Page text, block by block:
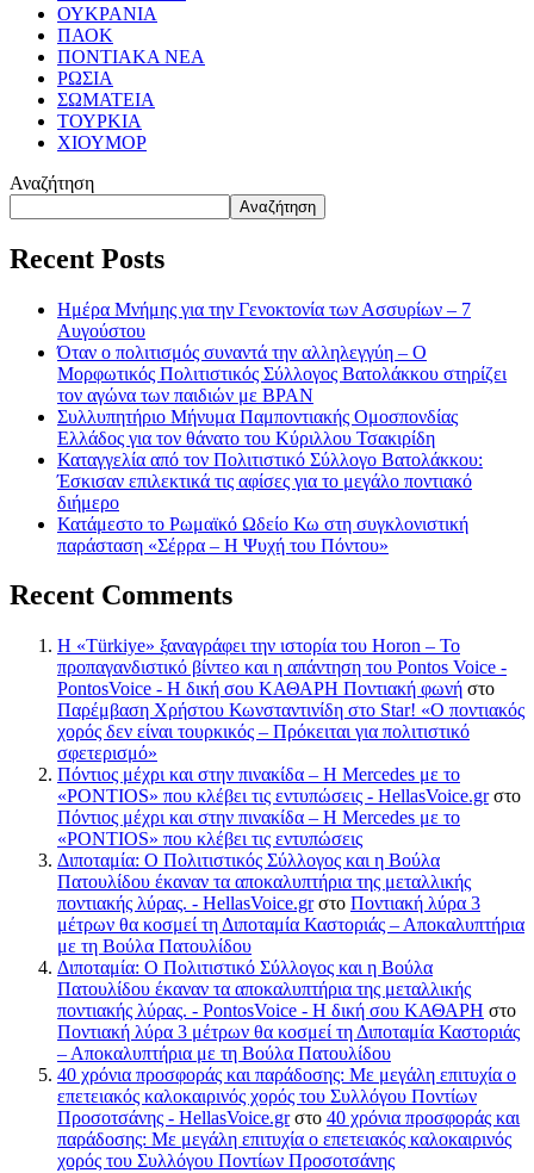
ΟΥΚΡΑΝΙΑ
ΠΑΟΚ
ΠΟΝΤΙΑΚΑ ΝΕΑ
ΡΩΣΙΑ
ΣΩΜΑΤΕΙΑ
ΤΟΥΡΚΙΑ
ΧΙΟΥΜΟΡ
Αναζήτηση
Αναζήτηση
Recent Posts
Ημέρα Μνήμης για την Γενοκτονία των Ασσυρίων – 7
Αυγούστου
Όταν ο πολιτισμός συναντά την αλληλεγγύη – Ο
Μορφωτικός Πολιτιστικός Σύλλογος Βατολάκκου στηρίζει
τον αγώνα των παιδιών με BPAN
Συλλυπητήριο Μήνυμα Παμποντιακής Ομοσπονδίας
Ελλάδος για τον θάνατο του Κύριλλου Τσακιρίδη
Καταγγελία από τον Πολιτιστικό Σύλλογο Βατολάκκου:
Έσκισαν επιλεκτικά τις αφίσες για το μεγάλο ποντιακό
διήμερο
Κατάμεστο το Ρωμαϊκό Ωδείο Κω στη συγκλονιστική
παράσταση «Σέρρα – Η Ψυχή του Πόντου»
Recent Comments
Η «Türkiye» ξαναγράφει την ιστορία του Horon – Το
προπαγανδιστικό βίντεο και η απάντηση του Pontos Voice -
PontosVoice - H δική σου ΚΑΘΑΡΗ Ποντιακή φωνή στο
Παρέμβαση Χρήστου Κωνσταντινίδη στο Star! «Ο ποντιακός
χορός δεν είναι τουρκικός – Πρόκειται για πολιτιστικό
σφετερισμό»
Πόντιος μέχρι και στην πινακίδα – Η Mercedes με το
«PONTIOS» που κλέβει τις εντυπώσεις - HellasVoice.grστο
Πόντιος μέχρι και στην πινακίδα – Η Mercedes με το
«PONTIOS» που κλέβει τις εντυπώσεις
Διποταμία: Ο Πολιτιστικός Σύλλογος και η Βούλα
Πατουλίδου έκαναν τα αποκαλυπτήρια της μεταλλικής
ποντιακής λύρας. - HellasVoice.grστο Ποντιακή λύρα 3
μέτρων θα κοσμεί τη Διποταμία Καστοριάς – Αποκαλυπτήρια
με τη Βούλα Πατουλίδου
Διποταμία: Ο Πολιτιστικό Σύλλογος και η Βούλα
Πατουλίδου έκαναν τα αποκαλυπτήρια της μεταλλικής
ποντιακής λύρας. - PontosVoice - H δική σου ΚΑΘΑΡΗ στο
Ποντιακή λύρα 3 μέτρων θα κοσμεί τη Διποταμία Καστοριάς
– Αποκαλυπτήρια με τη Βούλα Πατουλίδου
40 χρόνια προσφοράς και παράδοσης: Με μεγάλη επιτυχία ο
επετειακός καλοκαιρινός χορός του Συλλόγου Ποντίων
Προσοτσάνης - HellasVoice.grστο 40 χρόνια προσφοράς και
παράδοσης: Με μεγάλη επιτυχία ο επετειακός καλοκαιρινός
χορός του Συλλόγου Ποντίων Προσοτσάνης